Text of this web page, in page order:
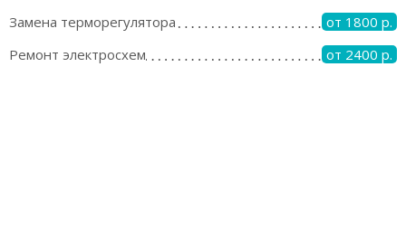
Замена терморегулятора
от 1800 р.
Ремонт электросхем
от 2400 р.